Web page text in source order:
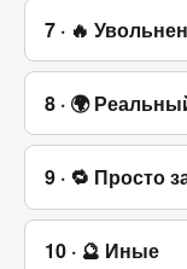
7 · 🔥
8 · 🌍
9 · 🔁 Просто
10 · 🔮 Иные